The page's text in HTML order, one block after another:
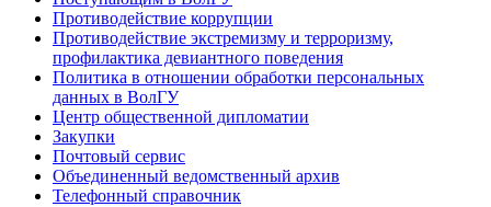
Противодействие коррупции
Противодействие экстремизму и терроризму,
профилактика девиантного поведения
Политика в отношении обработки персональных
данных в ВолГУ
Центр общественной дипломатии
Закупки
Почтовый сервис
Объединенный ведомственный архив
Телефонный справочник